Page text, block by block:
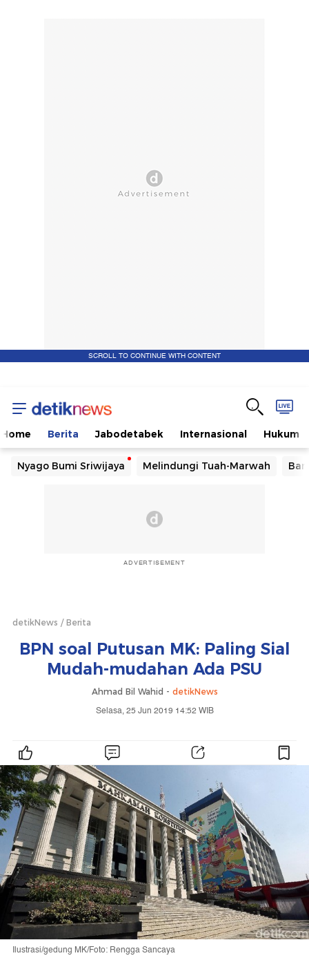
SCROLL TO CONTINUE WITH CONTENT
Home Berita Jabodetabek Internasional Hukum
Nyago Bumi Sriwijaya Melindungi Tuah-Marwah
ADVERTISEMENT
detikNews Berita
BPN soal Putusan MK: Paling Sial
Mudah-mudahan Ada PSU
Ahmad Bil Wahid - detikNews
Selasa, 25 Jun 2019 14:52 WIB
Ilustrasi/gedung MK/Foto: Rengga Sancaya